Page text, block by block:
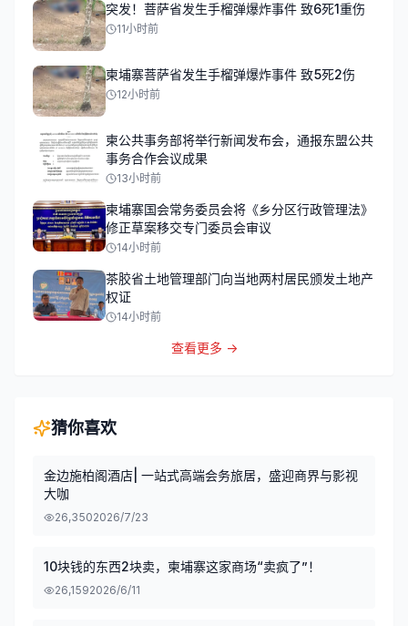
突发！菩萨省发生手榴弹爆炸事件 致6死1重伤
11小时前
柬埔寨菩萨省发生手榴弹爆炸事件 致5死2伤
12小时前
柬公共事务部将举行新闻发布会，通报东盟公共
事务合作会议成果
13小时前
柬埔寨国会常务委员会将《乡分区行政管理法》
修正草案移交专门委员会审议
14小时前
茶胶省土地管理部门向当地两村居民颁发土地产
权证
14小时前
查看更多 →
猜你喜欢
金边施柏阁酒店| 一站式高端会务旅居，盛迎商界与影视
大咖
26,3502026/7/23
10块钱的东西2块卖，柬埔寨这家商场“卖疯了”！
26,1592026/6/11